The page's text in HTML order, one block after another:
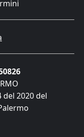
2020 del